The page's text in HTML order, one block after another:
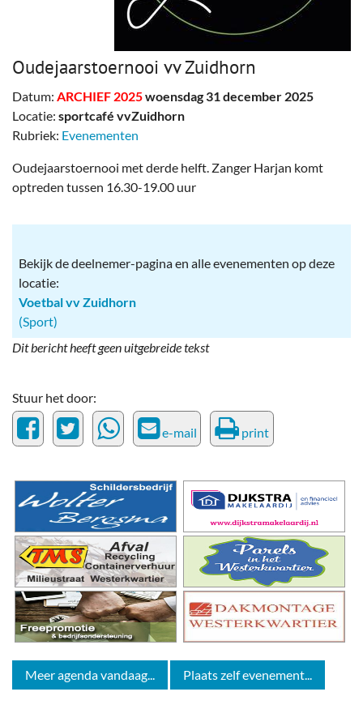
Oudejaarstoernooi vv Zuidhorn
Datum: ARCHIEF 2025woensdag 31 december 2025
Locatie: sportcafé vvZuidhorn
Rubriek: Evenementen
Oudejaarstoernooi met derde helft. Zanger Harjan komt
optreden tussen 16.30-19.00 uur
Bekijk de deelnemer-pagina en alle evenementen op deze
locatie:
Voetbal vv Zuidhorn
(Sport)
Dit bericht heeft geen uitgebreide tekst
Stuur het door:
e-mail print
Meer agenda vandaag... Plaats zelf evenement...